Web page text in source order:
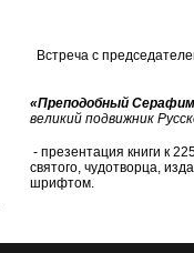
Встреча с
«Преподобный
великий подвижник
- презентация книги к
святого, чудотворца,
шрифтом.